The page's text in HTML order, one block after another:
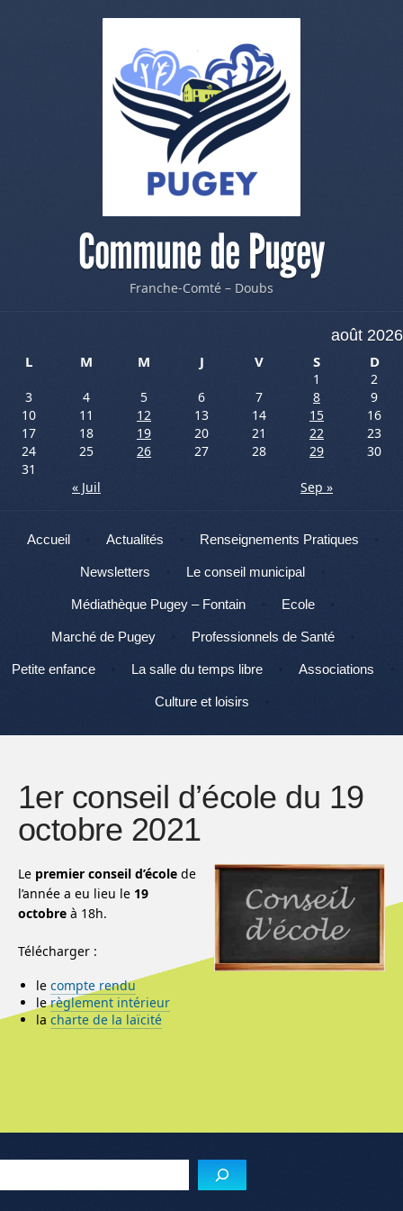
Commune de Pugey
Franche-Comté – Doubs
août 2026
L
M M J V S D
1
2
3
4 5 6 7 8
9
10
11 12 13 14 15
16
17
18 19 20 21 22
23
24
25 26 27 28 29
30
31
« Juil
Sep »
Menu
Aller au contenu
Accueil Actualités Renseignements Pratiques
Newsletters Le conseil municipal
Médiathèque Pugey – Fontain Ecole
Marché de Pugey Professionnels de Santé
Petite enfance La salle du temps libre Associations
Culture et loisirs
1er conseil d’école du 19
octobre 2021
Le premier conseil d’école de
l’année a eu lieu le 19
octobre à 18h.
Télécharger :
le compte rendu
lerèglement intérieur
la charte de la laïcité
Menu de l'article